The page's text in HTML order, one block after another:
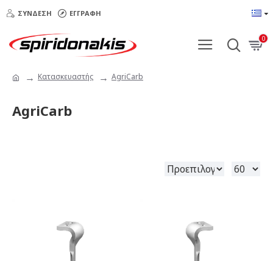
ΣΎΝΔΕΣΗ ΕΓΓΡΑΦΉ
0
Κατασκευαστής AgriCarb
AgriCarb